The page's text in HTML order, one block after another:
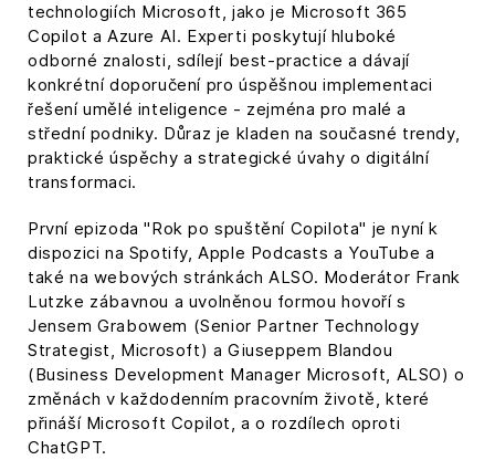
technologiích Microsoft, jako je Microsoft 365
Copilot a Azure AI. Experti poskytují hluboké
odborné znalosti, sdílejí best-practice a dávají
konkrétní doporučení pro úspěšnou implementaci
řešení umělé inteligence - zejména pro malé a
střední podniky. Důraz je kladen na současné trendy,
praktické úspěchy a strategické úvahy o digitální
transformaci.
První epizoda "Rok po spuštění Copilota" je nyní k
dispozici na Spotify, Apple Podcasts a YouTube a
také na webových stránkách ALSO. Moderátor Frank
Lutzke zábavnou a uvolněnou formou hovoří s
Jensem Grabowem (Senior Partner Technology
Strategist, Microsoft) a Giuseppem Blandou
(Business Development Manager Microsoft, ALSO) o
změnách v každodenním pracovním životě, které
přináší Microsoft Copilot, a o rozdílech oproti
ChatGPT.